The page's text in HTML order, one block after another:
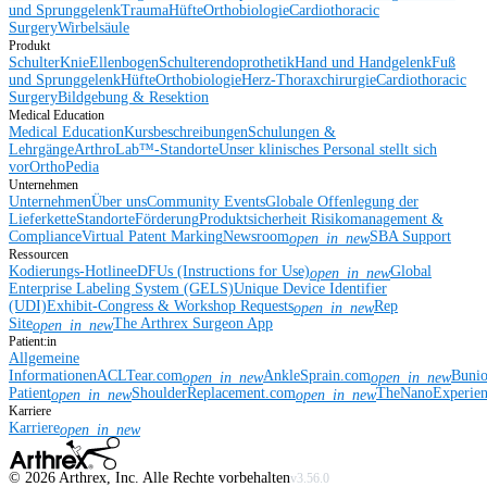
und SprunggelenkTraumaHüfteOrthobiologieCardiothoracic
SurgeryWirbelsäule
Produkt
SchulterKnieEllenbogenSchulterendoprothetikHand und HandgelenkFuß
und SprunggelenkHüfteOrthobiologieHerz-ThoraxchirurgieCardiothoracic
SurgeryBildgebung & Resektion
Medical Education
Medical EducationKursbeschreibungenSchulungen &
LehrgängeArthroLab™-StandorteUnser klinisches Personal stellt sich
vorOrthoPedia
Unternehmen
UnternehmenÜber unsCommunity EventsGlobale Offenlegung der
LieferketteStandorteFörderungProduktsicherheit Risikomanagement &
ComplianceVirtual Patent MarkingNewsroomopen_in_newSBA Support
Ressourcen
Kodierungs-HotlineeDFUs (Instructions for Use)open_in_newGlobal
Enterprise Labeling System (GELS)Unique Device Identifier
(UDI)Exhibit-Congress & Workshop Requestsopen_in_newRep
Siteopen_in_newThe Arthrex Surgeon App
Patient:in
Allgemeine
InformationenACLTear.comopen_in_newAnkleSprain.comopen_in_new
Patientopen_in_newShoulderReplacement.comopen_in_new
Karriere
Karriereopen_in_new
© 2026 Arthrex, Inc. Alle Rechte vorbehaltenv3.56.0